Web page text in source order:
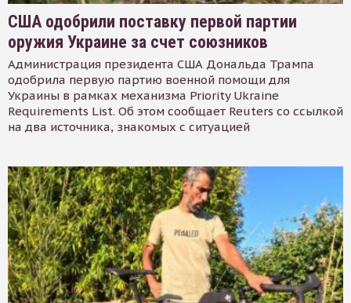
США одобрили поставку первой партии
оружия Украине за счет союзников
Администрация президента США Дональда Трампа
одобрила первую партию военной помощи для
Украины в рамках механизма Priority Ukraine
Requirements List. Об этом сообщает Reuters со ссылкой
на два источника, знакомых с ситуацией